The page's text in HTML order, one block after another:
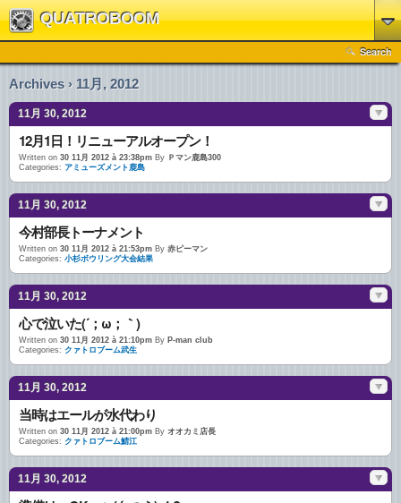
QUATROBOOM
Search
Archives › 11月, 2012
11月 30, 2012
12月1日！リニューアルオープン！
Written on 30 11月 2012 à 23:38pm By Ｐマン鹿島300
Categories: アミューズメント鹿島
11月 30, 2012
今村部長トーナメント
Written on 30 11月 2012 à 21:53pm By 赤ピーマン
Categories: 小杉ボウリング大会結果
11月 30, 2012
心で泣いた(´；ω；｀)
Written on 30 11月 2012 à 21:10pm By P-man club
Categories: クァトロブーム武生
11月 30, 2012
当時はエールが水代わり
Written on 30 11月 2012 à 21:00pm By オオカミ店長
Categories: クァトロブーム鯖江
11月 30, 2012